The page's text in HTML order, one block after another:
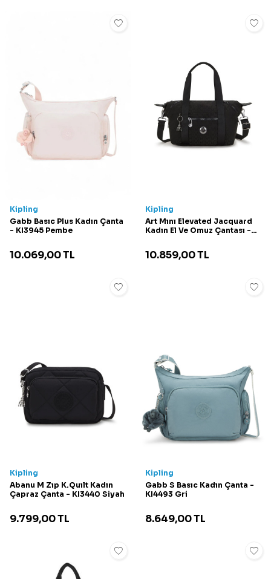
Kipling
Gabb Basıc Plus Kadın Çanta
- KI3945 Pembe
10.069,00TL
Kipling
Art Mını Elevated Jacquard
Kadın El Ve Omuz Çantası -
10.859,00TL
Kipling
Abanu M Zıp K.Quılt Kadın
Çapraz Çanta - KI3440 Siyah
9.799,00TL
Kipling
Gabb S Basıc Kadın Çanta -
KI4493 Gri
8.649,00TL